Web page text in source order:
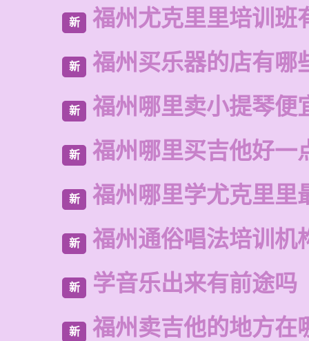
新 福州尤克里里培训班
新 福州买乐器的店有哪
新 福州哪里卖小提琴便
新 福州哪里买吉他好一
新 福州哪里学尤克里里
新 福州通俗唱法培训机
新 学音乐出来有前途吗
新 福州卖吉他的地方在